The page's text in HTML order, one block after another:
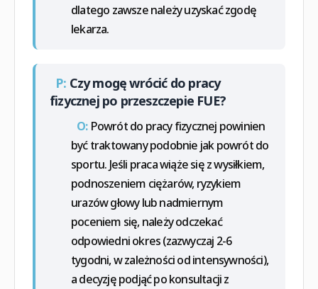
dlatego zawsze należy uzyskać zgodę
lekarza.
P: Czy mogę wrócić do pracy
fizycznej po przeszczepie FUE?
O:Powrót do pracy fizycznej powinien
być traktowany podobnie jak powrót do
sportu. Jeśli praca wiąże się z wysiłkiem,
podnoszeniem ciężarów, ryzykiem
urazów głowy lub nadmiernym
poceniem się, należy odczekać
odpowiedni okres (zazwyczaj 2-6
tygodni, w zależności od intensywności),
a decyzję podjąć po konsultacji z